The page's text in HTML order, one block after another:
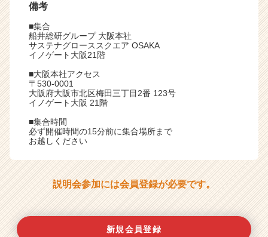
備考
■集合
船井総研グループ 大阪本社
サステナグローススクエア OSAKA
イノゲート大阪21階
■大阪本社アクセス
〒530-0001
大阪府大阪市北区梅田三丁目2番 123号
イノゲート大阪 21階
■集合時間
必ず開催時間の15分前に集合場所まで
お越しください
説明会参加には会員登録が必要です。
新規会員登録